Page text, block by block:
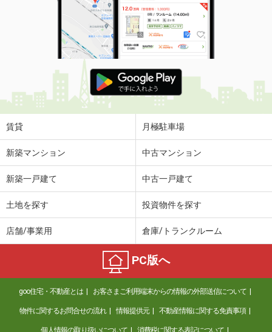
賃貸 月極駐車場
新築マンション 中古マンション
新築一戸建て 中古一戸建て
土地を探す 投資物件を探す
店舗/事業用 倉庫/トランクルーム
PC版へ
goo住宅・不動産とは お客さまご利用端末からの情報の外部送信について
物件に関するお問合せの流れ 情報提供元 不動産情報に関する免責事項